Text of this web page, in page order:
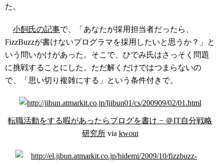
た。
小飼氏の記事で、「あなたが採用担当者だったら、
FizzBuzzが書けないプログラマを採用したいと思うか？」と
いう問いかけがあった。そこで、ひでみ氏はさっそく問題
に挑戦することにした。ただ解くだけではつまらないの
で、「思い切り複雑にする」という条件付きで。
転職活動をする暇があったらブログを書け − ＠IT自分戦略
研究所via kwout